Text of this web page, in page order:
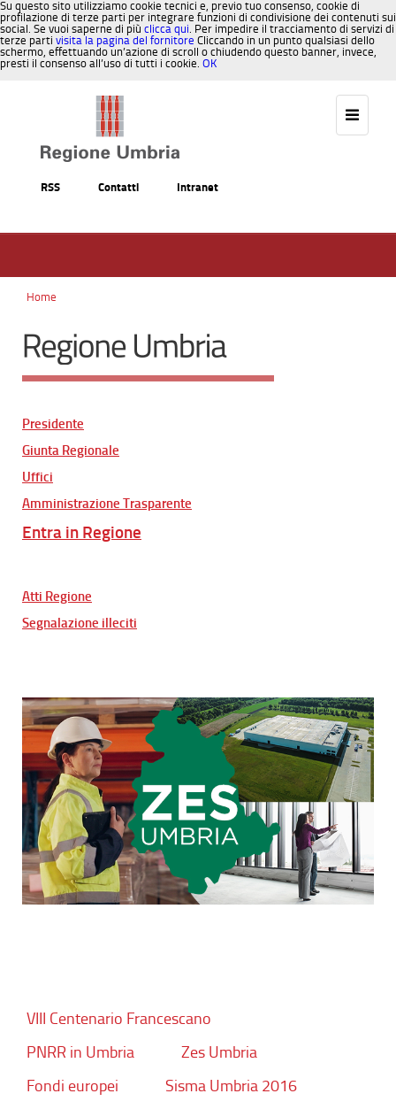
Su questo sito utilizziamo cookie tecnici e, previo tuo consenso, cookie di
profilazione di terze parti per integrare funzioni di condivisione dei contenuti sui
social. Se vuoi saperne di più clicca qui. Per impedire il tracciamento di servizi di
terze parti visita la pagina del fornitore Cliccando in un punto qualsiasi dello
schermo, effettuando un’azione di scroll o chiudendo questo banner, invece,
presti il consenso all’uso di tutti i cookie. OK
RSS Contatti Intranet
Home
Presidente
Giunta Regionale
Uffici
Amministrazione Trasparente
Entra in Regione
Atti Regione
Segnalazione illeciti
VIII Centenario Francescano
PNRR in Umbria
Zes Umbria
Fondi europei
Sisma Umbria 2016